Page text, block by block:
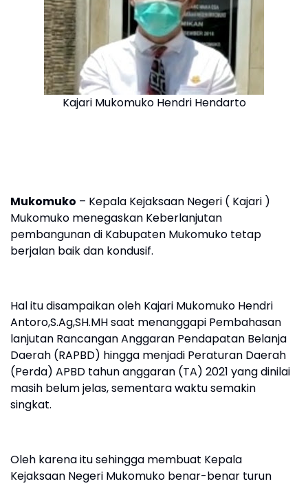
Kajari Mukomuko Hendri Hendarto
Mukomuko – Kepala Kejaksaan Negeri ( Kajari )
Mukomuko menegaskan Keberlanjutan
pembangunan di Kabupaten Mukomuko tetap
berjalan baik dan kondusif.
Hal itu disampaikan oleh Kajari Mukomuko Hendri
Antoro,S.Ag,SH.MH saat menanggapi Pembahasan
lanjutan Rancangan Anggaran Pendapatan Belanja
Daerah (RAPBD) hingga menjadi Peraturan Daerah
(Perda) APBD tahun anggaran (TA) 2021 yang dinilai
masih belum jelas, sementara waktu semakin
singkat.
Oleh karena itu sehingga membuat Kepala
Kejaksaan Negeri Mukomuko benar-benar turun